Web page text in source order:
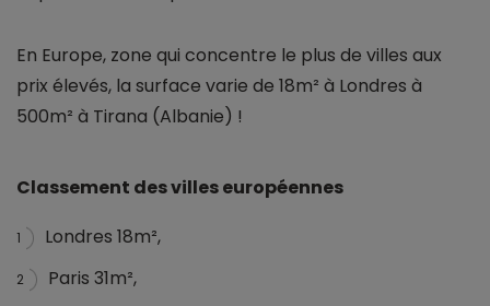
En Europe, zone qui concentre le plus de villes aux
prix élevés, la surface varie de 18m² à Londres à
500m² à Tirana (Albanie) !
Classement des villes européennes
1 Londres 18m²,
2 Paris 31m²,